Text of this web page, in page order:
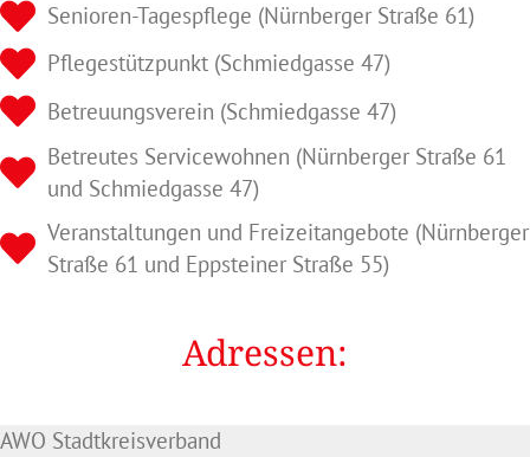
Senioren-Tagespflege (Nürnberger Straße 61)
Pflegestützpunkt (Schmiedgasse 47)
Betreuungsverein (Schmiedgasse 47)
Betreutes Servicewohnen (Nürnberger Straße 61
und Schmiedgasse 47)
Veranstaltungen und Freizeitangebote (Nürnberger
Straße 61 und Eppsteiner Straße 55)
Adressen:
AWO Stadtkreisverband